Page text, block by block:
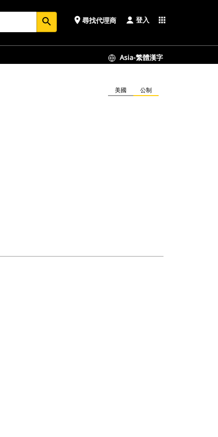
search place 尋找代理商 登入 apps
Asia-繁體漢字
美國 公制